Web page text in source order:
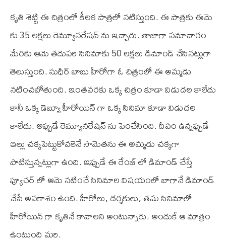
కృతి శెట్టి ఈ చిత్రంలో కీలక పాత్రలో నటిస్తుంది. ఈ పాత్రకు ఈమె
కు 35 లక్షలు రెమ్యూనరేషన్ ను ఇచ్చారు. తాజాగా సమాచారం
మేరకు ఆమె తదుపరి సినిమాకు 50 లక్షలు డిమాండ్ చేసినట్లుగా
తెలుస్తుంది. సుధీర్ బాబు హీరోగా ఓ చిత్రంలో ఈ అమ్మడు
నటించబోతుంది. ఇంతవరకు ఒక్క చిత్రం కూడా విడుదల కాలేదు
కానీ ఒక్క డెబ్యూ హీరోయిన్ గా ఒక్క సినిమా కూడా విడుదల
కాలేదు. అప్పుడే రెమ్యూనరేషన్ ను పెంచేసింది. దీపం ఉన్నప్పుడే
ఇల్లు చక్కపెట్టుకోవలెనే సామెతను ఈ అమ్మడు చక్కగా
పాటిస్తున్నట్లుగా ఉంది. ఇప్పుడే ఈ రేంజ్ లో డిమాండ్ చేస్తే
ఫ్యూచర్ లో ఆమె నటించే సినిమాల విషయంలో బాగానే డిమాండ్
చేసే అవకాశం ఉంది. హీరోలు, దర్శకులు, తమ సినిమాలో
హీరోయిన్ గా కృతినే కావాలని అంటున్నారు. అందుకే ఆ మాత్రం
ఉంటుంది మరి.